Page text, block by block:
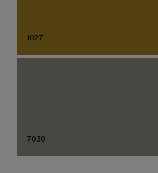
1027
7030